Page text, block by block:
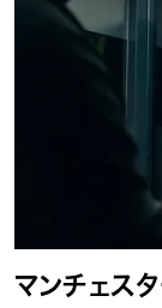
マンチェス